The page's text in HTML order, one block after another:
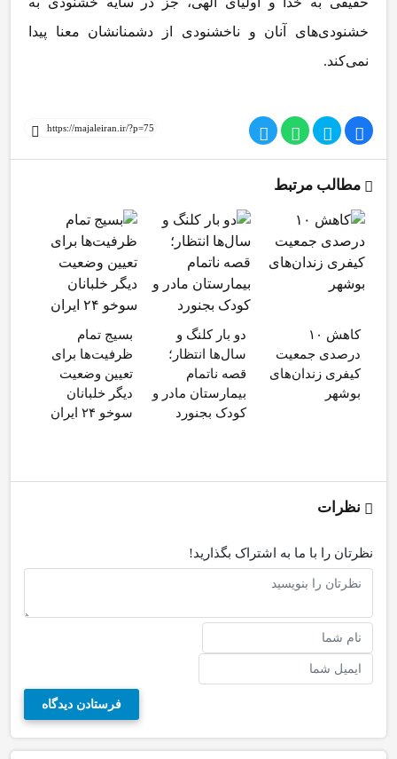
خشنودی‌های آنان و ناخشنودی از دشمنانشان معنا پیدا
نمی‌کند.
مطالب مرتبط
کاهش ۱۰
درصدی جمعیت
کیفری زندان‌های
بوشهر
دو بار کلنگ و
سال‌ها انتظار؛
قصه ناتمام
بیمارستان مادر و
کودک بجنورد
بسیج تمام
ظرفیت‌ها برای
تعیین وضعیت
دیگر خلبانان
سوخو ۲۴ ایران
نظرات
نظرتان را با ما به اشتراک بگذارید!